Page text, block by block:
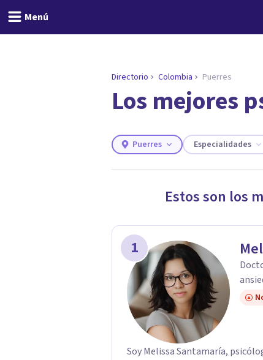
Menú
ENCONTRAR MI TERAPEUTA
¿Necesitas ayuda
necesidades.
Responder cuestionario
Directorio Colombia Puerres
Los mejores
Puerres Especialidades
Estos son los
1
Soy Melissa Santamaría,